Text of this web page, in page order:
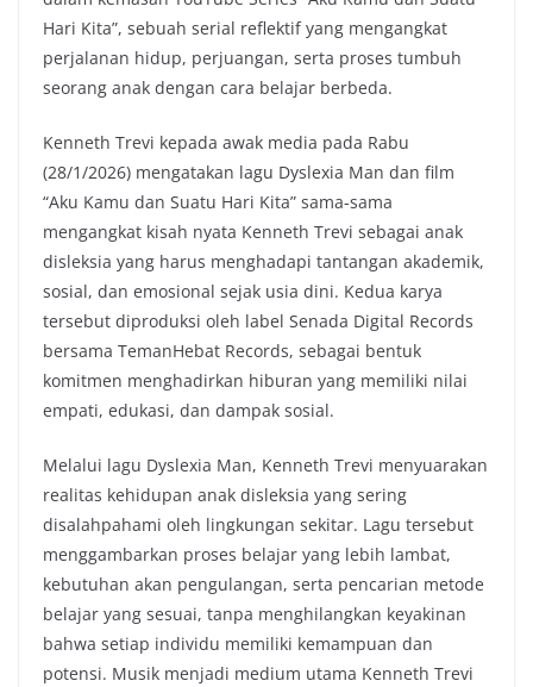
Hari Kita”, sebuah serial reflektif yang mengangkat
perjalanan hidup, perjuangan, serta proses tumbuh
seorang anak dengan cara belajar berbeda.
Kenneth Trevi kepada awak media pada Rabu
(28/1/2026) mengatakan lagu Dyslexia Man dan film
“Aku Kamu dan Suatu Hari Kita” sama-sama
mengangkat kisah nyata Kenneth Trevi sebagai anak
disleksia yang harus menghadapi tantangan akademik,
sosial, dan emosional sejak usia dini. Kedua karya
tersebut diproduksi oleh label Senada Digital Records
bersama TemanHebat Records, sebagai bentuk
komitmen menghadirkan hiburan yang memiliki nilai
empati, edukasi, dan dampak sosial.
Melalui lagu Dyslexia Man, Kenneth Trevi menyuarakan
realitas kehidupan anak disleksia yang sering
disalahpahami oleh lingkungan sekitar. Lagu tersebut
menggambarkan proses belajar yang lebih lambat,
kebutuhan akan pengulangan, serta pencarian metode
belajar yang sesuai, tanpa menghilangkan keyakinan
bahwa setiap individu memiliki kemampuan dan
potensi. Musik menjadi medium utama Kenneth Trevi